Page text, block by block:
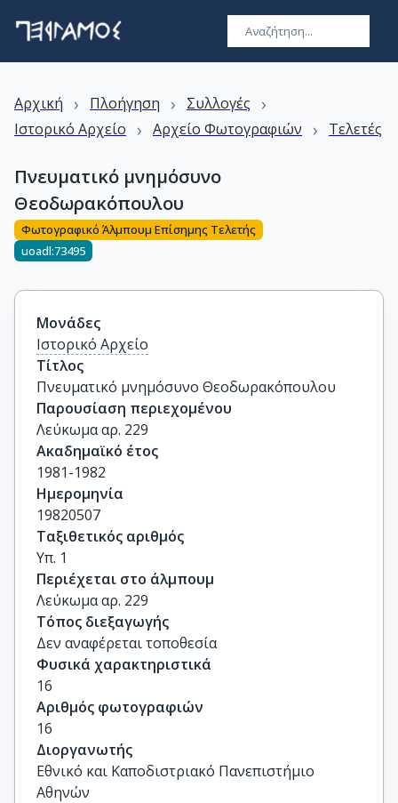
Αρχική › Πλοήγηση › Συλλογές ›
Ιστορικό Αρχείο › Αρχείο Φωτογραφιών › Τελετές
Πνευματικό μνημόσυνο
Θεοδωρακόπουλου
Φωτογραφικό Άλμπουμ Επίσημης Τελετής
uoadl:73495
Μονάδες
Ιστορικό Αρχείο
Τίτλος
Πνευματικό μνημόσυνο Θεοδωρακόπουλου
Παρουσίαση περιεχομένου
Λεύκωμα αρ. 229
Ακαδημαϊκό έτος
1981-1982
Ημερομηνία
19820507
Ταξιθετικός αριθμός
Υπ. 1
Περιέχεται στο άλμπουμ
Λεύκωμα αρ. 229
Τόπος διεξαγωγής
Δεν αναφέρεται τοποθεσία
Φυσικά χαρακτηριστικά
16
Αριθμός φωτογραφιών
16
Διοργανωτής
Εθνικό και Καποδιστριακό Πανεπιστήμιο
Αθηνών